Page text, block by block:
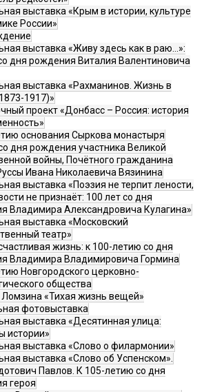
выставка «Крым в истории, культуре
России»
выставка «Живу здесь как в раю…»:
дня рождения Виталия Валентиновича
выставка «Рахманинов. Жизнь в
1917)»
проект «Донбасс – Россия: история
основания Сыркова монастыря
дня рождения участника Великой
войны, Почётного гражданина
Ивана Николаевича Вязинина
выставка «Поэзия не терпит лености,
не признаёт: 100 лет со дня
Владимира Александровича Кулагина»
выставка «Московский
театр»
жизнь: к 100-летию со дня
Владимира Владимировича Гормина
Новгородского церковно-
общества
Ломзина «Тихая жизнь вещей»
фотовыставка
выставка «Десятинная улица:
истории»
выставка «Слово о филармонии»
выставка «Слово об Успенском».
Павлов. К 105-летию со дня
героя